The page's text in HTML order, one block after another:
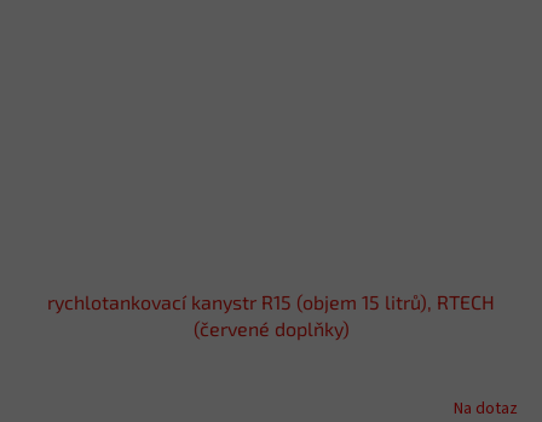
rychlotankovací kanystr R15 (objem 15 litrů), RTECH
(červené doplňky)
Na dotaz